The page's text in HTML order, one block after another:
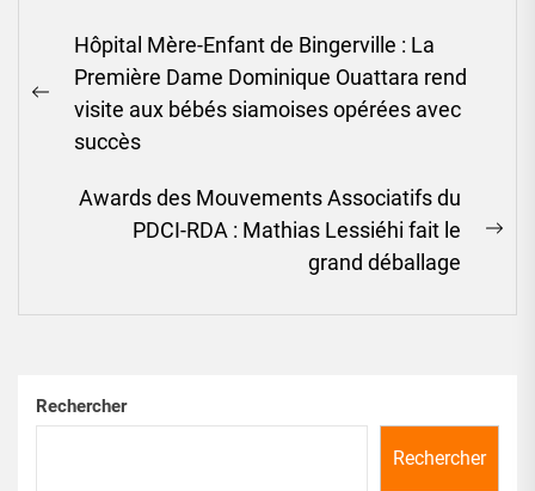
l’article
Previous
post:
Hôpital Mère-Enfant de Bingerville : La
Première Dame Dominique Ouattara rend
visite aux bébés siamoises opérées avec
succès
Awards des Mouvements Associatifs du
PDCI-RDA : Mathias Lessiéhi fait le
grand déballage
Rechercher
Rechercher